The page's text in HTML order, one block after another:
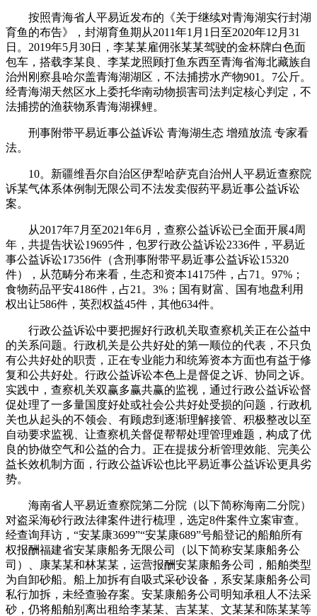
按照青海省人平易近发布的《关于继续对青海湖实行封湖
育鱼的布告》，封湖育鱼期从2011年1月1日至2020年12月31
日。2019年5月30日，李某某雇佣张某某驾驶的金杯牌白色面
包车，搭载李某良、李某龙照顾打鱼东西至青海省海北藏族自
治州刚察县哈尔盖青海湖湖区，不法捕捞水产物901。7公斤。
经青海湖天然区水上委托华南动物损害司法判定核心判定，不
法捕捞的渔获物系青海湖裸鲤。
刑事附带平易近事公益诉讼 青海湖生态 增殖放流 专家看
法。
10。新疆维吾尔自治区伊犁哈萨克自治州人平易近查察院
诉某气体系体例制无限公司不法发卖假药平易近事公益诉讼
案。
从2017年7月至2021年6月，查察公益诉讼已全面开展4周
年，共提告状讼19695件，包罗行政公益诉讼2336件，平易近
事公益诉讼17356件（含刑事附带平易近事公益诉讼15320
件），从范畴分布来看，生态和资本14175件，占71。97%；
食物药品平安4186件，占21。3%；国有财富、国有地盘利用
权出让586件，英烈权益45件，其他634件。
行政公益诉讼中要把握好行政机关取查察机关正在公益中
的关系问题。行政机关是公共好处的第一顺位的代表，不只负
有公共好处的职责，正在专业能力和统筹资本方面也有益于修
复和公共好处。行政公益诉讼本色上是督促之诉、协同之诉。
实践中，查察机关双赢多赢共赢的监视，通过行政公益诉讼督
促处理了一多量国度好处或社会公共好处受损的问题，行政机
关也从起头的不领会、有顾虑到逐渐理解接管、积极整改以至
自动要求监视、让查察机关督促帮帮处理管理难题，构成了优
良的协做空气和公益的合力。正在提拔分析管理效能、完美公
益长效机制方面，行政公益诉讼也比平易近事公益诉讼更具劣
势。
海南省人平易近查察院第二分院（以下简称海南二分院）
对盗采海砂行政法律案件进行梳理，选定8件案件立案审查。
经查询拜访，“安某康3699”“安某康689”号船登记的船舶所有
权报酬福建省安某康船务无限公司（以下简称安某康船务公
司）、康某某和林某某，运营报酬安某康船务公司，船舶类型
为自卸砂船。船上加拆有自吸式采砂设备，系安某康船务公司
私行加拆，未经查验存案。安某康船务公司明知承租人不法采
砂，仍将船舶别离出租给李某某、吉某某、文某某和陈某某等